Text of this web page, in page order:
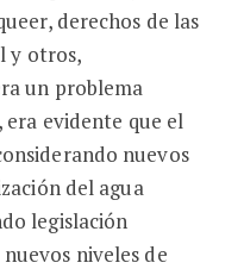
derechos de las
y otros,
un problema
era evidente que el
nuevos
del agua
legislación
niveles de